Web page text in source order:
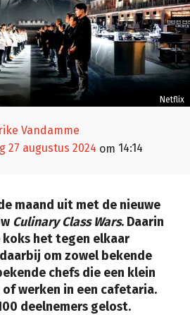
Netflix
Vandamme
27 augustus 2024 om 14:14
maand uit met de nieuwe
Culinary Class Wars. Daarin
het tegen elkaar
om zowel bekende
chefs die een klein
werken in een cafetaria.
deelnemers gelost.